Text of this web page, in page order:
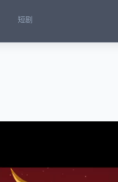
短剧